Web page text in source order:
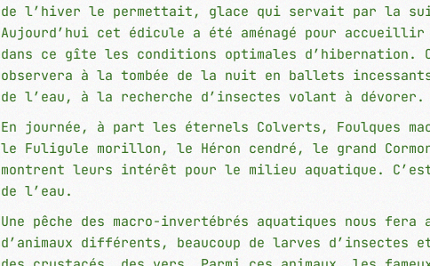
de l’hiver le permettait, glace qui servait par la
Aujourd’hui cet édicule a été aménagé pour
dans ce gîte les conditions optimales d’hibernation.
observera à la tombée de la nuit en ballets
de l’eau, à la recherche d’insectes volant à dévorer.
En journée, à part les éternels Colverts, Foulques
le Fuligule morillon, le Héron cendré, le grand
montrent leurs intérêt pour le milieu aquatique.
de l’eau.
Une pêche des macro-invertébrés aquatiques nous fera
d’animaux différents, beaucoup de larves d’insectes